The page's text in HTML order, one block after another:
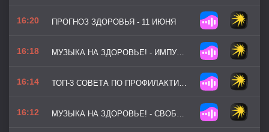
16:20 ПРОГНОЗ ЗДОРОВЬЯ - 11 ИЮНЯ
16:18 МУЗЫКА НА ЗДОРОВЬЕ! - ИМПУЛЬС ЖИЗНИ (ВЕРСИЯ 2)
16:14 ТОП-3 СОВЕТА ПО ПРОФИЛАКТИКЕ - ТРИ ПРАВИЛА ЗАЩИТЫ КОЖИ ДО ЛЕТА
16:12 МУЗЫКА НА ЗДОРОВЬЕ! - СВОБОДНЫЙ ДУХ